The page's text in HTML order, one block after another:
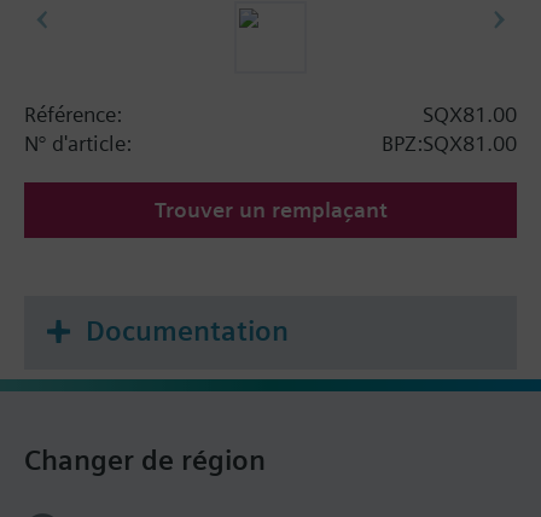
Référence:
SQX81.00
N° d'article:
BPZ:SQX81.00
Trouver un remplaçant
Documentation
Changer de région